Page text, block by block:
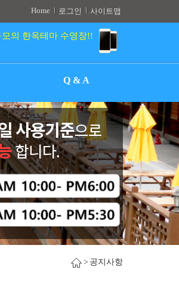
Home 로그인 사이트맵
의 한옥테마 수영장!!
Q & A
> 공지사항